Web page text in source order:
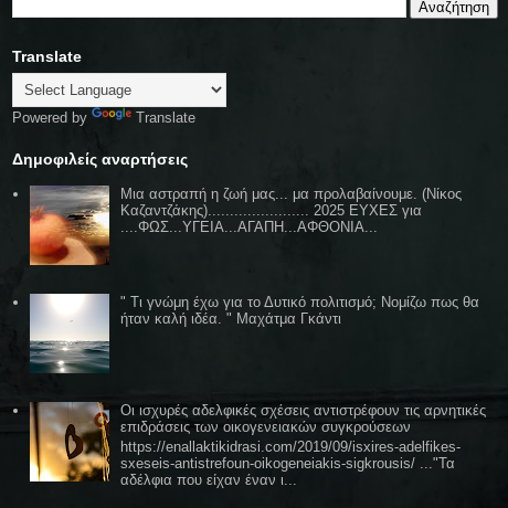
Translate
Powered by Translate
Δημοφιλείς αναρτήσεις
Μια αστραπή η ζωή μας... μα προλαβαίνουμε. (Νίκος
Καζαντζάκης)....................... 2025 ΕΥΧΕΣ για
....ΦΩΣ...ΥΓΕΙΑ...ΑΓΑΠΗ...ΑΦΘΟΝΙΑ...
" Τι γνώμη έχω για το Δυτικό πολιτισμό; Νομίζω πως θα
ήταν καλή ιδέα. " Μαχάτμα Γκάντι
Οι ισχυρές αδελφικές σχέσεις αντιστρέφουν τις αρνητικές
επιδράσεις των οικογενειακών συγκρούσεων
https://enallaktikidrasi.com/2019/09/isxires-adelfikes-
sxeseis-antistrefoun-oikogeneiakis-sigkrousis/ ..."Τα
αδέλφια που είχαν έναν ι...